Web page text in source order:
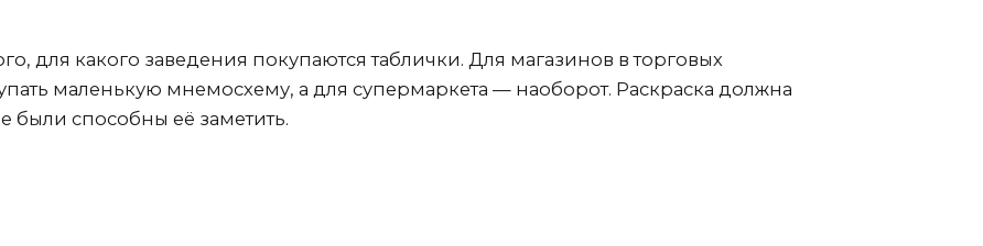
для какого заведения покупаются таблички. Для магазинов в торговых
маленькую мнемосхему, а для супермаркета — наоборот. Раскраска должна
были способны её заметить.